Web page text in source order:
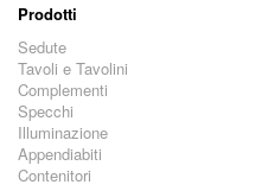
Prodotti
Sedute
Tavoli e Tavolini
Complementi
Specchi
Illuminazione
Appendiabiti
Contenitori